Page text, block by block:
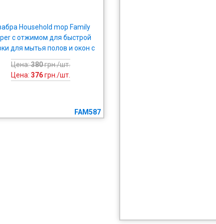
Household mop Family
с отжимом для быстрой
для мытья полов и окон с
микрофиброй
Цена:380грн./шт.
Цена: 376грн./шт.
FAM587